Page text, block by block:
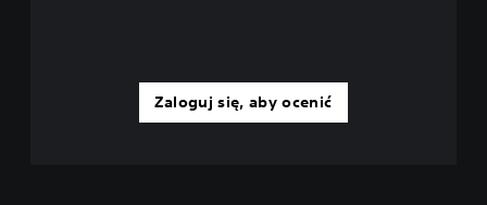
Zaloguj się, aby ocenić